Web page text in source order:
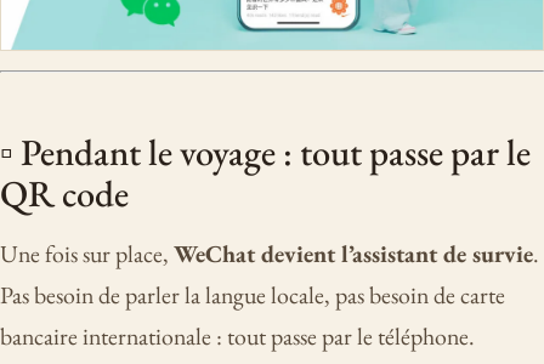
▫️ Pendant le voyage : tout passe par le
QR code
Une fois sur place,WeChat devient l’assistant de survie.
Pas besoin de parler la langue locale, pas besoin de carte
bancaire internationale : tout passe par le téléphone.